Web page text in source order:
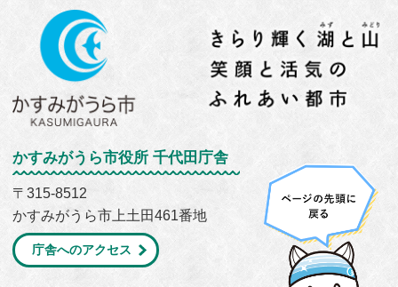
かすみがうら市役所 千代田庁舎
〒315-8512
かすみがうら市上土田461番地
庁舎へのアクセス